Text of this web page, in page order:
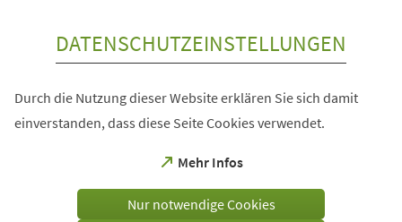
DATENSCHUTZEINSTELLUNGEN
Durch die Nutzung dieser Website erklären Sie sich damit
einverstanden, dass diese Seite Cookies verwendet.
Mehr Infos
(Öffnet
einem
Nur notwendige Cookies